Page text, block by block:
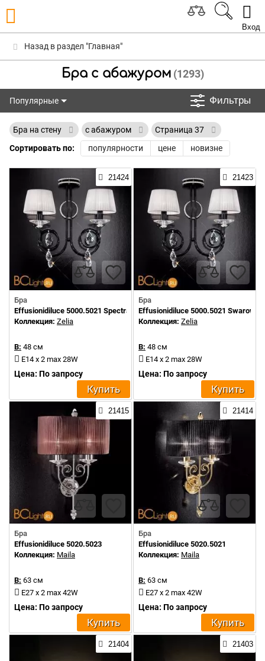
Вход
Назад в раздел "Главная"
Бра с абажуром(1293)
Популярные
Популярные Фильтры
Бра на стену с абажуром
Страница 37
Сортировать по:
популярности цене новизне
21424
Бра
Effusionidiluce 5000.5021 Spectra Crystals
Коллекция: Zelia
В: 48 см
E14 x 2 max 28W
Цена: По запросу
Купить
21423
Бра
Effusionidiluce 5000.5021
Коллекция: Zelia
В: 48 см
E14 x 2 max 28W
Цена: По запросу
Купить
21415
Бра
Effusionidiluce 5020.5023
Коллекция: Maila
В: 63 см
E27 x 2 max 42W
Цена: По запросу
Купить
21414
Бра
Effusionidiluce 5020.5021
Коллекция: Maila
В: 63 см
E27 x 2 max 42W
Цена: По запросу
Купить
21404 21403